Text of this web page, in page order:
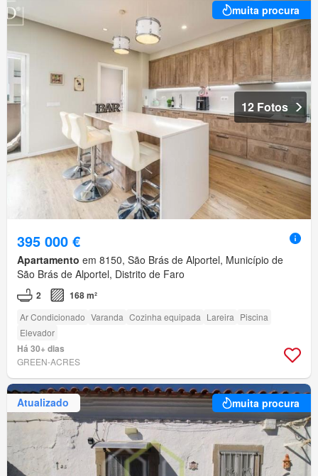
muita procura
12 Fotos
395 000 €
Apartamento em 8150, São Brás de Alportel, Município de
São Brás de Alportel, Distrito de Faro
2 168 m²
Ar Condicionado Varanda Cozinha equipada Lareira Piscina
Elevador
Há 30+ dias
GREEN-ACRES
Atualizado muita procura